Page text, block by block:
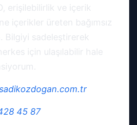
erişilebilirlik ve içerik
içerikler üreten bağımsız
Bilgiyi sadeleştirerek
için ulaşılabilir hale
45 87